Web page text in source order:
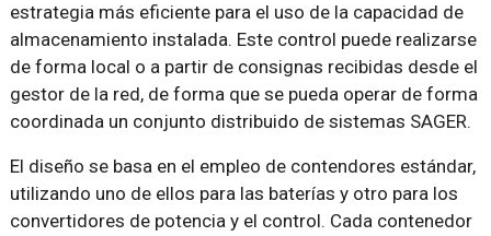
estrategia más eficiente para el uso de la capacidad de
almacenamiento instalada. Este control puede realizarse
de forma local o a partir de consignas recibidas desde el
gestor de la red, de forma que se pueda operar de forma
coordinada un conjunto distribuido de sistemas SAGER.
El diseño se basa en el empleo de contendores estándar,
utilizando uno de ellos para las baterías y otro para los
convertidores de potencia y el control. Cada contenedor